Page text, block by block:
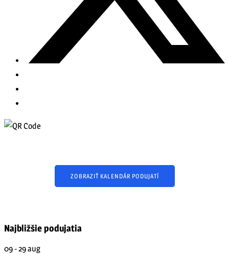
ZOBRAZIŤ KALENDÁR PODUJATÍ
Najbližšie podujatia
09 - 29aug